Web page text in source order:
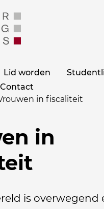
Lid worden
Contact
in fiscaliteit
in
is overwegend